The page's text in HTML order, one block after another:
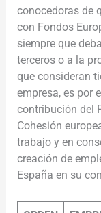
conocedoras de
con Fondos
siempre que
terceros o a la
que consideran
empresa, es por
contribución del
Cohesión
trabajo y en
creación de
España en su